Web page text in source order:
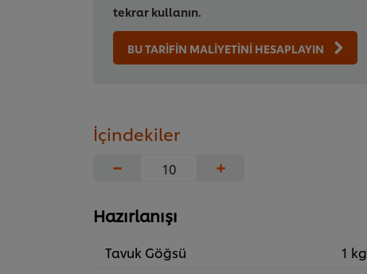
tekrar kullanın.
BU TARİFİN MALİYETİNİ HESAPLAYIN
İçindekiler
−
+
Hazırlanışı
Tavuk Göğsü
1 kg